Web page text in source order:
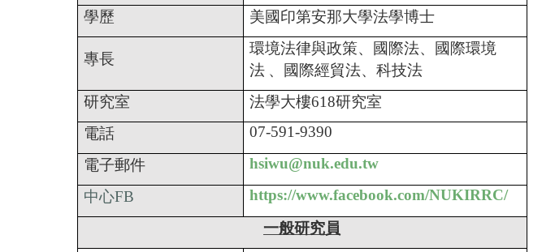
學歷
美國印第安那大學法學博士
專長
環境法律與政策、國際法、國際環境
法 、國際經貿法、科技法
研究室
法學大樓618研究室
電話
07-591-9390
電子郵件
hsiwu@nuk.edu.tw
中心FB
https://www.facebook.com/NUKIRRC/
一般研究員